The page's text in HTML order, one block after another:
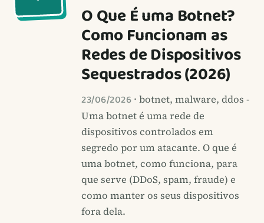
O Que É uma Botnet?
Como Funcionam as
Redes de Dispositivos
Sequestrados (2026)
23/06/2026 · botnet, malware, ddos -
Uma botnet é uma rede de
dispositivos controlados em
segredo por um atacante. O que é
uma botnet, como funciona, para
que serve (DDoS, spam, fraude) e
como manter os seus dispositivos
fora dela.